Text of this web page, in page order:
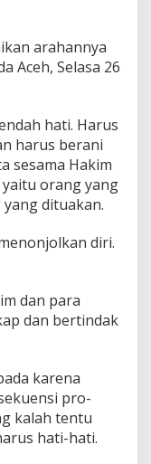
arahannya
Aceh, Selasa 26
hati. Harus
harus berani
sesama Hakim
yaitu orang yang
dituakan.
diri.
dan para
dan bertindak
karena
pro-
kalah tentu
hati-hati.